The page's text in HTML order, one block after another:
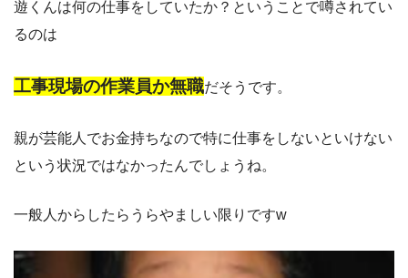
遊くんは何の仕事をしていたか？ということで噂されてい
るのは
工事現場の作業員か無職だそうです。
親が芸能人でお金持ちなので特に仕事をしないといけない
という状況ではなかったんでしょうね。
一般人からしたらうらやましい限りですw